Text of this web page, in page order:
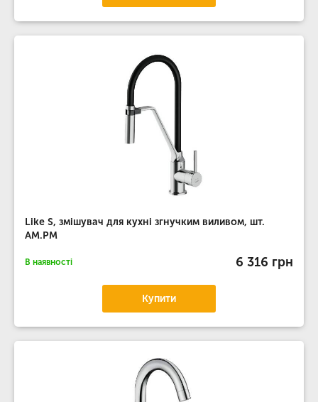
Like S, змішувач для кухні згнучким виливом, шт.
AM.PM
В наявності 6 316 грн
Купити